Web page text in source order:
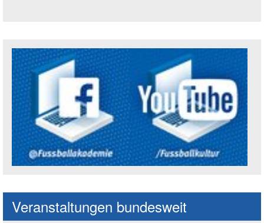
Veranstaltungen bundesweit